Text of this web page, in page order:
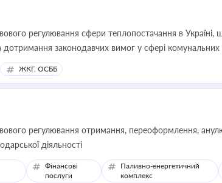
регулювання сфери теплопостачання в
дотримання законодавчих вимог у сфері комунальних
ЖКГ, ОСББ
регулювання отримання, переоформлення,
діяльності
Фінансові
послуги
Паливно-енергетичний
комплекс